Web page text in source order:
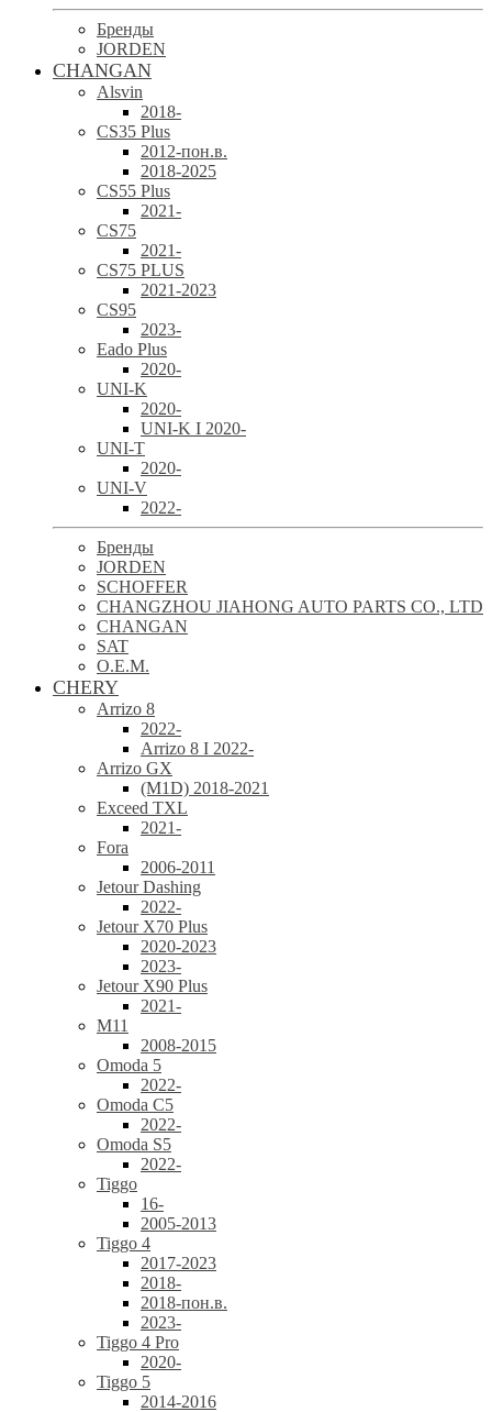
Бренды
JORDEN
CHANGAN
Alsvin
2018-
CS35 Plus
2012-пон.в.
2018-2025
CS55 Plus
2021-
CS75
2021-
CS75 PLUS
2021-2023
CS95
2023-
Eado Plus
2020-
UNI-K
2020-
UNI-K I 2020-
UNI-T
2020-
UNI-V
2022-
Бренды
JORDEN
SCHOFFER
CHANGZHOU JIAHONG AUTO PARTS CO., LTD
CHANGAN
SAT
O.E.M.
CHERY
Arrizo 8
2022-
Arrizo 8 I 2022-
Arrizo GX
(M1D) 2018-2021
Exceed TXL
2021-
Fora
2006-2011
Jetour Dashing
2022-
Jetour X70 Plus
2020-2023
2023-
Jetour X90 Plus
2021-
M11
2008-2015
Omoda 5
2022-
Omoda C5
2022-
Omoda S5
2022-
Tiggo
16-
2005-2013
Tiggo 4
2017-2023
2018-
2018-пон.в.
2023-
Tiggo 4 Pro
2020-
Tiggo 5
2014-2016